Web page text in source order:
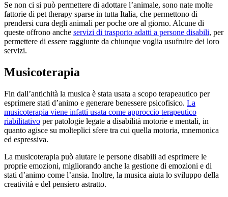
Se non ci si può permettere di adottare l’animale, sono nate molte
fattorie di pet therapy sparse in tutta Italia, che permettono di
prendersi cura degli animali per poche ore al giorno. Alcune di
queste offrono anche servizi di trasporto adatti a persone disabili, per
permettere di essere raggiunte da chiunque voglia usufruire dei loro
servizi.
Musicoterapia
Fin dall’antichità la musica è stata usata a scopo terapeautico per
esprimere stati d’animo e generare benessere psicofisico. La
musicoterapia viene infatti usata come approccio terapeutico
riabilitativo per patologie legate a disabilità motorie e mentali, in
quanto agisce su molteplici sfere tra cui quella motoria, mnemonica
ed espressiva.
La musicoterapia può aiutare le persone disabili ad esprimere le
proprie emozioni, migliorando anche la gestione di emozioni e di
stati d’animo come l’ansia. Inoltre, la musica aiuta lo sviluppo della
creatività e del pensiero astratto.